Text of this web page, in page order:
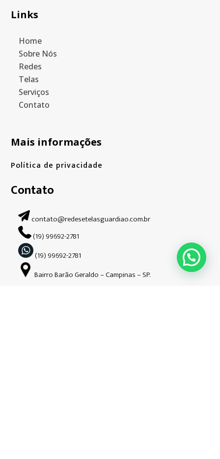
Links
Home
Sobre Nós
Redes
Telas
Serviços
Contato
Mais informações
Política de privacidade
Contato
contato@redesetelasguardiao.com.br
(19) 99692-2781
(19) 99692-2781
Bairro Barão Geraldo – Campinas – SP.